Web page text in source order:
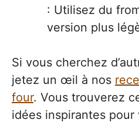
: Utilisez du
version plus
Si vous cherchez
jetez un œil à nos
four. Vous trouverez
idées inspirantes pour